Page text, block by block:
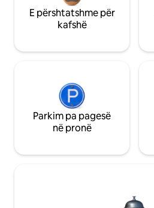
E përshtatshme për
kafshë
Parkim pa pagesë
në pronë